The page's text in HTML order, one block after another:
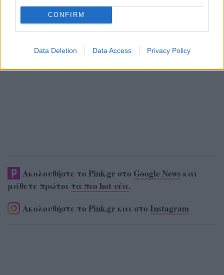
CONFIRM
Data Deletion Data Access Privacy Policy
Ακολουθήστε το Pink.gr στο Google News και
μάθετε πρώτοι τα πιο hot νέα.
Ακολουθήστε το Pink.gr και στο Instagram